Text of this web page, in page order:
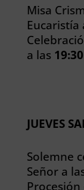
Misa
Eucaristía
a las 19:30
JUEVES
Solemne
Señor a
Procesión